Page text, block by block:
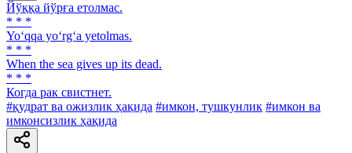
Йўққа йўрға етолмас.
* * *
Yo‘qqa yo‘rg‘a yetolmas.
* * *
When the sea gives up its dead.
* * *
Когда рак свистнет.
#қудрат ва ожизлик ҳақида #имкон, тушкунлик #имкон ва
имконсизлик ҳақида